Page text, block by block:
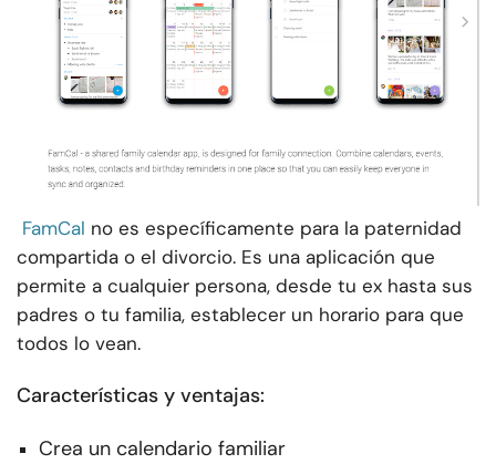
FamCal no es específicamente para la paternidad
compartida o el divorcio. Es una aplicación que
permite a cualquier persona, desde tu ex hasta sus
padres o tu familia, establecer un horario para que
todos lo vean.
Características y ventajas:
Crea un calendario familiar